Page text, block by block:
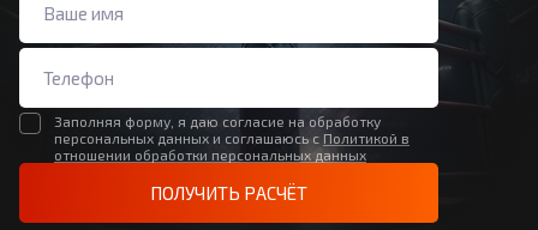
Заполняя форму, я даю согласие на обработку
персональных данных и соглашаюсь с Политикой в
отношении обработки персональных данных
ПОЛУЧИТЬ РАСЧЁТ